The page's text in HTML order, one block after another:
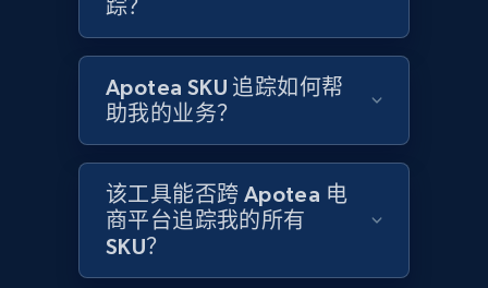
2.1K+
Home Depot US - Discovery products by
specific category URL
URL, Domain, Country code, Model number,
Sku, Product id, Product name, Manufacturer,
and more.
踪？
Apotea SKU 追踪如何帮
助我的业务？
该工具能否跨 Apotea 电
商平台追踪我的所有
SKU？